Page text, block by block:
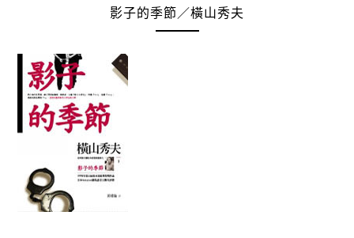
影子的季節／橫山秀夫